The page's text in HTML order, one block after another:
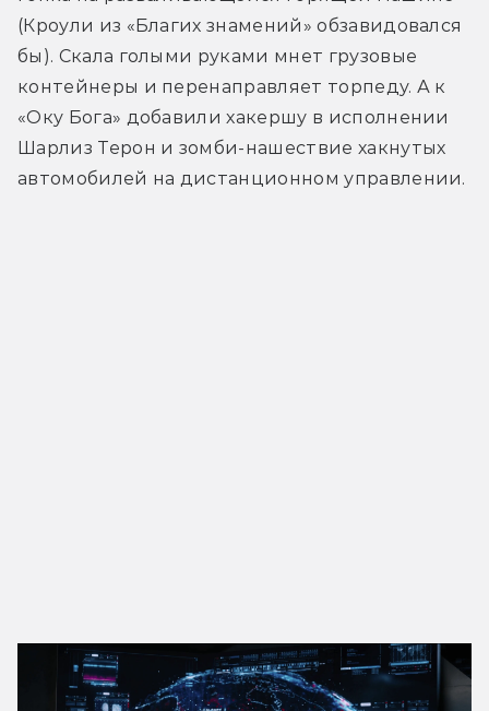
(Кроули из «Благих знамений» обзавидовался
бы). Скала голыми руками мнет грузовые
контейнеры и перенаправляет торпеду. А к
«Оку Бога» добавили хакершу в исполнении
Шарлиз Терон и зомби-нашествие хакнутых
автомобилей на дистанционном управлении.